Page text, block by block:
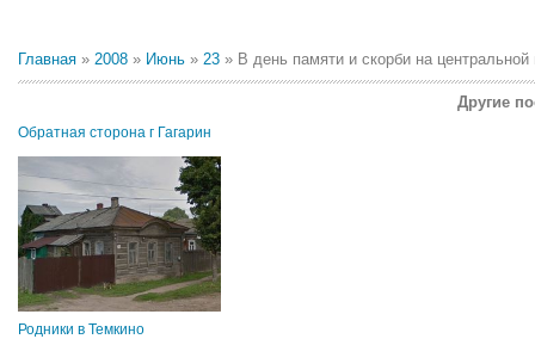
Главная » 2008 » Июнь » 23 » В день памяти и скорби на
Другие
Обратная сторона г Гагарин
Родники в Темкино